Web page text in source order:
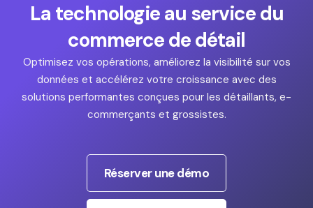
La technologie au service du
commerce de détail
Optimisez vos opérations, améliorez la visibilité sur vos
données et accélérez votre croissance avec des
solutions performantes conçues pour les détaillants, e-
commerçants et grossistes.
Réserver une démo